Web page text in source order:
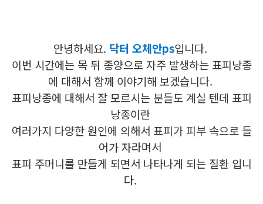
안녕하세요. 닥터 오체안ps입니다.
이번 시간에는 목 뒤 종양으로 자주 발생하는 표피낭종
에 대해서 함께 이야기해 보겠습니다.
표피낭종에 대해서 잘 모르시는 분들도 계실 텐데 표피
낭종이란
여러가지 다양한 원인에 의해서 표피가 피부 속으로 들
어가 자라며서
표피 주머니를 만들게 되면서 나타나게 되는 질환 입니
다.